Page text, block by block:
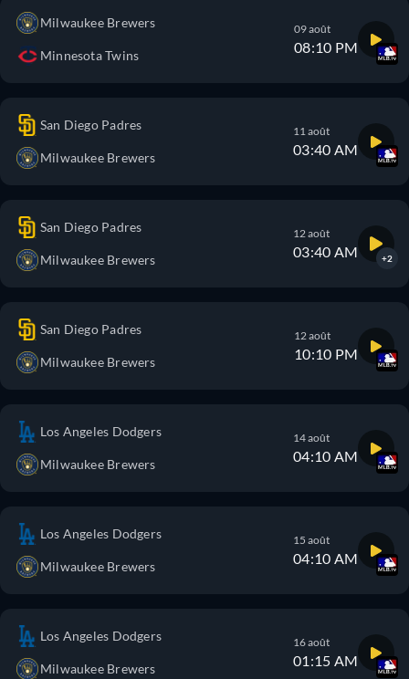
Milwaukee Brewers
Minnesota Twins
09 août
08:10 PM
San Diego Padres
Milwaukee Brewers
11 août
03:40 AM
San Diego Padres
Milwaukee Brewers
12 août
03:40 AM +2
San Diego Padres
Milwaukee Brewers
12 août
10:10 PM
Los Angeles Dodgers
Milwaukee Brewers
14 août
04:10 AM
Los Angeles Dodgers
Milwaukee Brewers
15 août
04:10 AM
Los Angeles Dodgers
Milwaukee Brewers
16 août
01:15 AM